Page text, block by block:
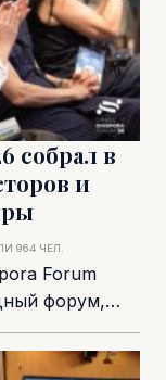
собрал в
и
Forum
форум,
и
более...
964 ЧЕЛ.